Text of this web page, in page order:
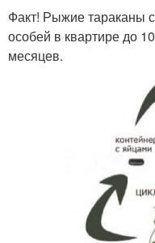
Факт! Рыжие тараканы
особей в квартире до
месяцев.